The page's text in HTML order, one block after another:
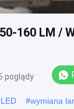
160 LM /
poglądy
#wymiana